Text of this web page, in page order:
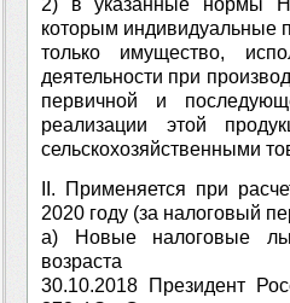
которым индивидуальные
только имущество,
деятельности при
первичной и
реализации этой
сельскохозяйственными
II. Применяется при
2020 году (за налоговый
а) Новые налоговые
возраста
30.10.2018 Президент